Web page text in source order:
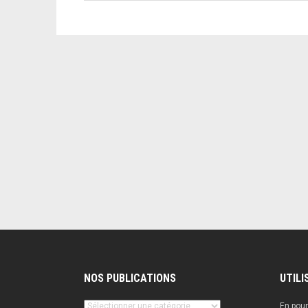
NOS PUBLICATIONS
Nos En